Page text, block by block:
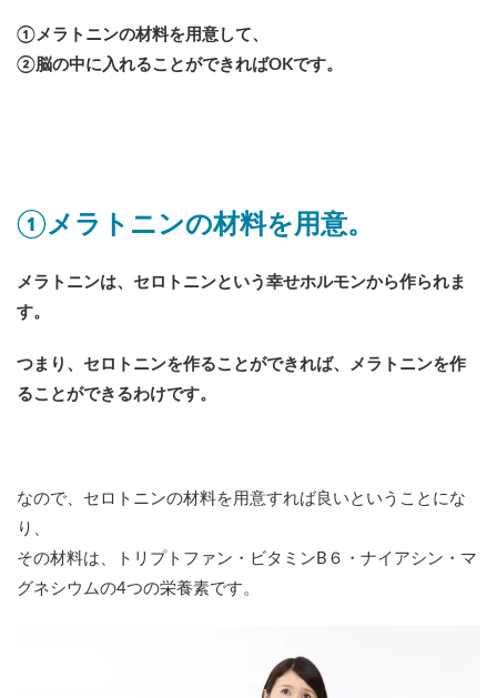
①メラトニンの材料を用意して、
②脳の中に入れることができればOKです。
①メラトニンの材料を用意。
メラトニンは、セロトニンという幸せホルモンから作られま
す。
つまり、セロトニンを作ることができれば、メラトニンを作
ることができるわけです。
なので、セロトニンの材料を用意すれば良いということにな
り、
その材料は、トリプトファン・ビタミンB６・ナイアシン・マ
グネシウムの4つの栄養素です。